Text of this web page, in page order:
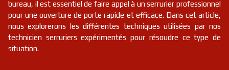
bureau, il est essentiel de faire appel à un serrurier professionnel
pour une ouverture de porte rapide et efficace. Dans cet article,
nous explorerons les différentes techniques utilisées par nos
technicien serruriers expérimentés pour résoudre ce type de
situation.